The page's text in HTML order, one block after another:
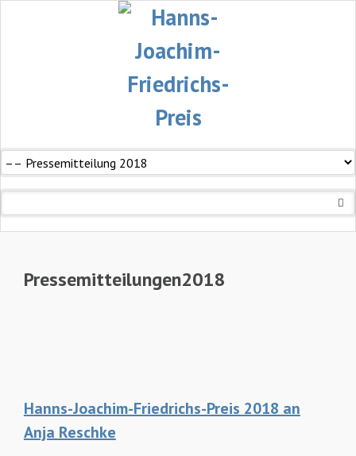
überspringen
Pressemitteilungen2018
Hanns-Joachim-Friedrichs-Preis 2018 an
Anja Reschke